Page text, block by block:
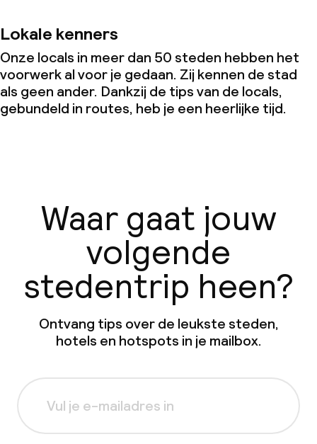
Lokale kenners
Onze locals in meer dan 50 steden hebben het
voorwerk al voor je gedaan. Zij kennen de stad
als geen ander. Dankzij de tips van de locals,
gebundeld in routes, heb je een heerlijke tijd.
Waar gaat jouw
volgende
stedentrip heen?
Ontvang tips over de leukste steden,
hotels en hotspots in je mailbox.